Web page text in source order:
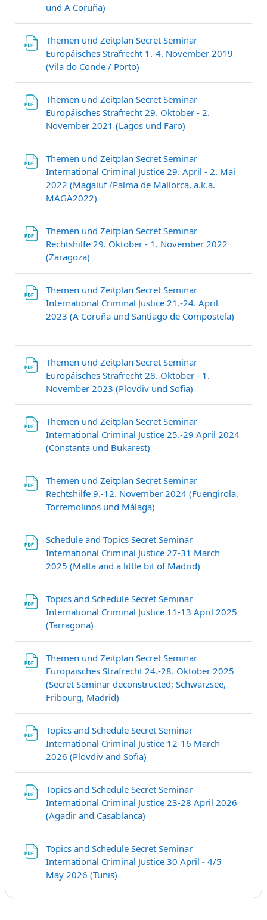
und A Coruña)
Themen und Zeitplan Secret Seminar
Europäisches Strafrecht 1.-4. November 2019
(Vila do Conde / Porto)
Themen und Zeitplan Secret Seminar
Europäisches Strafrecht 29. Oktober - 2.
November 2021 (Lagos und Faro)
Themen und Zeitplan Secret Seminar
International Criminal Justice 29. April - 2. Mai
2022 (Magaluf /Palma de Mallorca, a.k.a.
MAGA2022)
Themen und Zeitplan Secret Seminar
Rechtshilfe 29. Oktober - 1. November 2022
(Zaragoza)
Themen und Zeitplan Secret Seminar
International Criminal Justice 21.-24. April
2023 (A Coruña und Santiago de Compostela)
Themen und Zeitplan Secret Seminar
Europäisches Strafrecht 28. Oktober - 1.
November 2023 (Plovdiv und Sofia)
Themen und Zeitplan Secret Seminar
International Criminal Justice 25.-29 April 2024
(Constanta und Bukarest)
Themen und Zeitplan Secret Seminar
Rechtshilfe 9.-12. November 2024 (Fuengirola,
Torremolinos und Málaga)
Schedule and Topics Secret Seminar
International Criminal Justice 27-31 March
2025 (Malta and a little bit of Madrid)
Topics and Schedule Secret Seminar
International Criminal Justice 11-13 April 2025
(Tarragona)
Themen und Zeitplan Secret Seminar
Europäisches Strafrecht 24.-28. Oktober 2025
(Secret Seminar deconstructed; Schwarzsee,
Fribourg, Madrid)
Topics and Schedule Secret Seminar
International Criminal Justice 12-16 March
2026 (Plovdiv and Sofia)
Topics and Schedule Secret Seminar
International Criminal Justice 23-28 April 2026
(Agadir and Casablanca)
Topics and Schedule Secret Seminar
International Criminal Justice 30 April - 4/5
May 2026 (Tunis)